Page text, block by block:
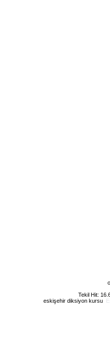
Tekil Hit:
eskişehir diksiyon kursu